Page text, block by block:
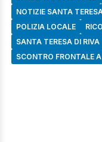
NOTIZIE SANTA
POLIZIA LOCALE
SANTA TERESA DI RIVA
SCONTRO FRONTALE